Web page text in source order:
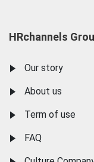
HRchannels
Our story
About us
Term of use
FAQ